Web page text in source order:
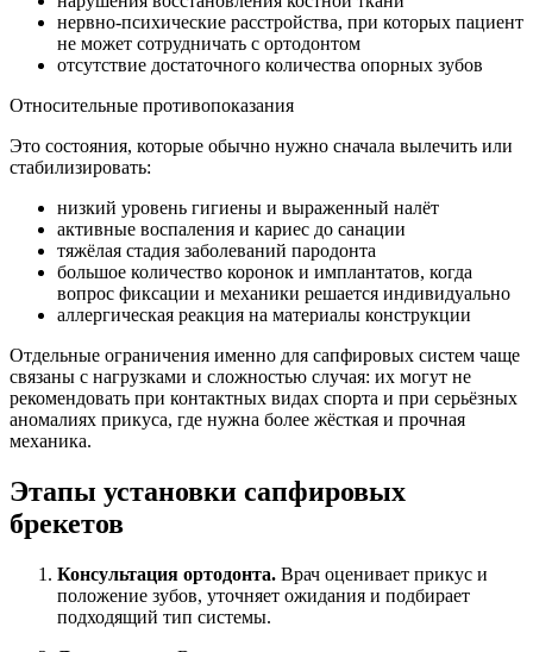
нервно-психические расстройства, при которых пациент
не может сотрудничать с ортодонтом
отсутствие достаточного количества опорных зубов
Относительные противопоказания
Это состояния, которые обычно нужно сначала вылечить или
стабилизировать:
низкий уровень гигиены и выраженный налёт
активные воспаления и кариес до санации
тяжёлая стадия заболеваний пародонта
большое количество коронок и имплантатов, когда
вопрос фиксации и механики решается индивидуально
аллергическая реакция на материалы конструкции
Отдельные ограничения именно для сапфировых систем чаще
связаны с нагрузками и сложностью случая: их могут не
рекомендовать при контактных видах спорта и при серьёзных
аномалиях прикуса, где нужна более жёсткая и прочная
механика.
Этапы установки сапфировых
брекетов
Консультация ортодонта. Врач оценивает прикус и
положение зубов, уточняет ожидания и подбирает
подходящий тип системы.